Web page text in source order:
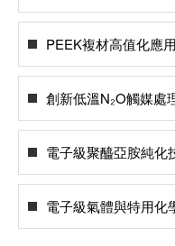
PEEK複材高值化應
創新低溫N₂O觸媒處
電子級聚醯亞胺純化
電子級氣體與特用化